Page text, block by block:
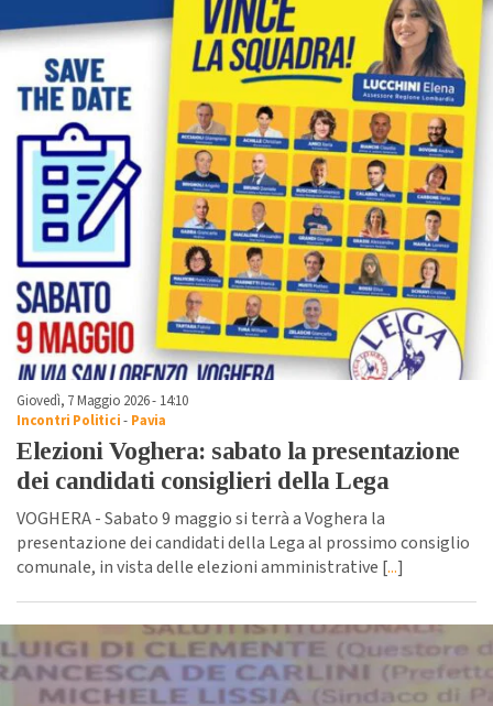
Giovedì, 7 Maggio 2026 - 14:10
Incontri Politici- Pavia
Elezioni Voghera: sabato la presentazione
dei candidati consiglieri della Lega
VOGHERA - Sabato 9 maggio si terrà a Voghera la
presentazione dei candidati della Lega al prossimo consiglio
comunale, in vista delle elezioni amministrative [...]